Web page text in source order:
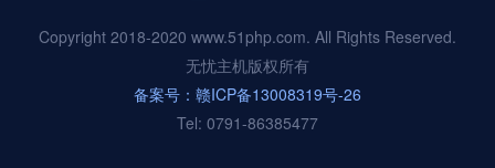
Copyright 2018-2020 www.51php.com. All Rights Reserved.
无忧主机版权所有
备案号：赣ICP备13008319号-26
Tel: 0791-86385477